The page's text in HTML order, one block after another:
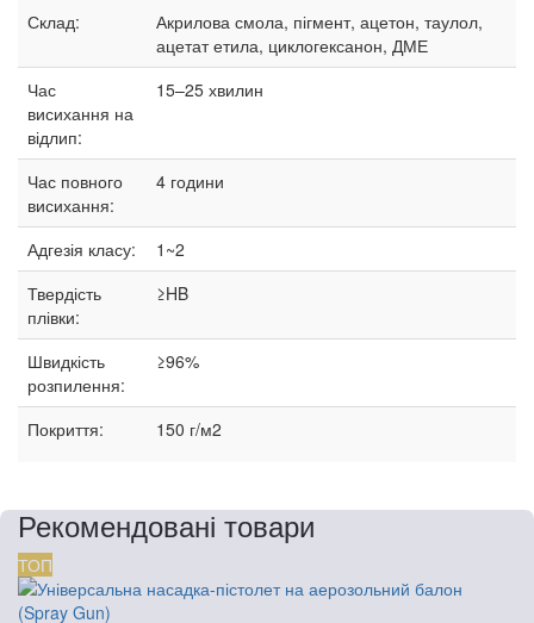
Склад:
Акрилова смола, пігмент, ацетон, таулол,
ацетат етила, циклогексанон, ДМЕ
Час
висихання на
відлип:
15–25 хвилин
Час повного
висихання:
4 години
Адгезія класу:
1~2
Твердість
плівки:
≥HB
Швидкість
розпилення:
≥96%
Покриття: 150 г/м2
Рекомендовані товари
ТОП